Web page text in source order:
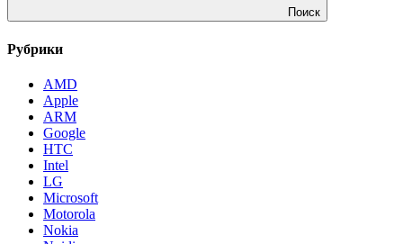
Поиск
Рубрики
AMD
Apple
ARM
Google
HTC
Intel
LG
Microsoft
Motorola
Nokia